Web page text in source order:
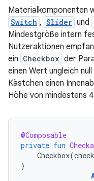
Materialkomponenten
Switch , Slider und
Mindestgröße intern
Nutzeraktionen
ein Checkbox der
einen Wert ungleich
Kästchen einen
Höhe von mindestens
@Composable
private fun
Checkbox(
}